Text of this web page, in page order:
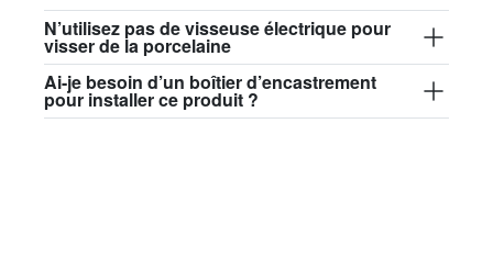
N’utilisez pas de visseuse électrique pour
visser de la porcelaine
Ai-je besoin d’un boîtier d’encastrement
pour installer ce produit ?